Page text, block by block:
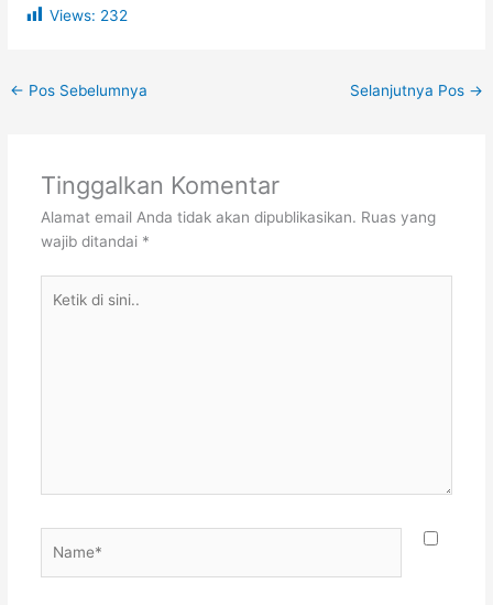
Views: 232
← Pos Sebelumnya Selanjutnya Pos →
Tinggalkan Komentar
Alamat email Anda tidak akan dipublikasikan. Ruas yang
wajib ditandai *